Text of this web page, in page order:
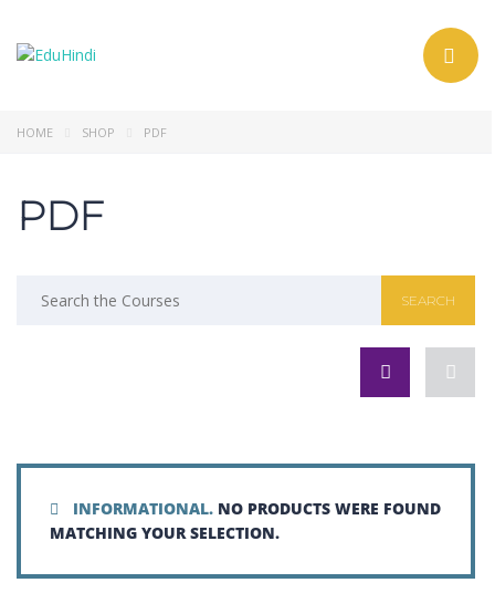
Toggle
HOME SHOP PDF
PDF
INFORMATIONAL. NO PRODUCTS WERE FOUND
MATCHING YOUR SELECTION.